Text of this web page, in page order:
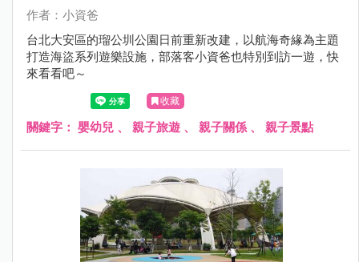
作者：小資爸
台北大安區的瑠公圳公園日前重新改建，以航海奇緣為主題
打造海盜系列遊樂設施，部落客小資爸也特別到訪一遊，快
來看看吧～
收藏
關鍵字： 嬰幼兒 、 親子旅遊 、 親子關係 、 親子景點